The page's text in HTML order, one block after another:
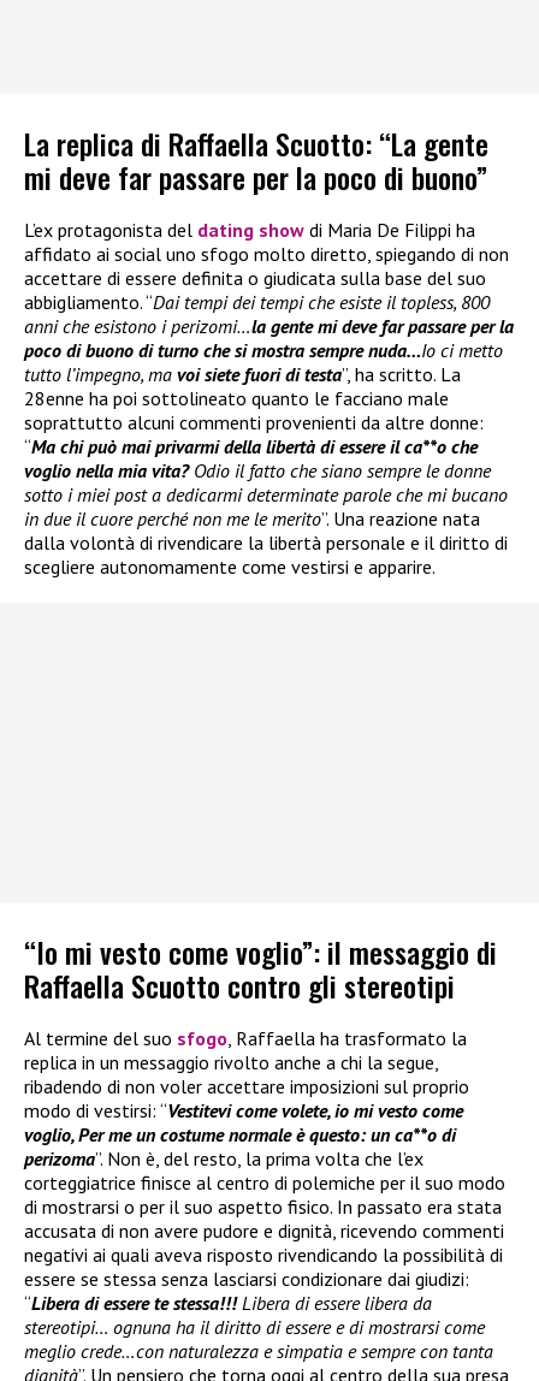
La replica di Raffaella Scuotto: “La gente
mi deve far passare per la poco di buono”
L’ex protagonista del dating show di Maria De Filippi ha
affidato ai social uno sfogo molto diretto, spiegando di non
accettare di essere definita o giudicata sulla base del suo
abbigliamento. “Dai tempi dei tempi che esiste il topless, 800
anni che esistono i perizomi…la gente mi deve far passare per la
poco di buono di turno che si mostra sempre nuda…Io ci metto
tutto l’impegno, ma voi siete fuori di testa”, ha scritto. La
28enne ha poi sottolineato quanto le facciano male
soprattutto alcuni commenti provenienti da altre donne:
“Ma chi può mai privarmi della libertà di essere il ca**o che
voglio nella mia vita? Odio il fatto che siano sempre le donne
sotto i miei post a dedicarmi determinate parole che mi bucano
in due il cuore perché non me le merito”. Una reazione nata
dalla volontà di rivendicare la libertà personale e il diritto di
scegliere autonomamente come vestirsi e apparire.
“Io mi vesto come voglio”: il messaggio di
Raffaella Scuotto contro gli stereotipi
Al termine del suo sfogo, Raffaella ha trasformato la
replica in un messaggio rivolto anche a chi la segue,
ribadendo di non voler accettare imposizioni sul proprio
modo di vestirsi: “Vestitevi come volete, io mi vesto come
voglio, Per me un costume normale è questo: un ca**o di
perizoma”. Non è, del resto, la prima volta che l’ex
corteggiatrice finisce al centro di polemiche per il suo modo
di mostrarsi o per il suo aspetto fisico. In passato era stata
accusata di non avere pudore e dignità, ricevendo commenti
negativi ai quali aveva risposto rivendicando la possibilità di
essere se stessa senza lasciarsi condizionare dai giudizi:
“Libera di essere te stessa!!!Libera di essere libera da
stereotipi… ognuna ha il diritto di essere e di mostrarsi come
meglio crede…con naturalezza e simpatia e sempre con tanta
dignità”. Un pensiero che torna oggi al centro della sua presa